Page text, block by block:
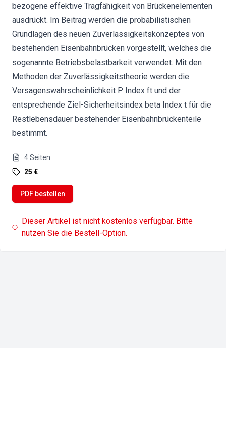
bezogene effektive Tragfähigkeit von Brückenelementen
ausdrückt. Im Beitrag werden die probabilistischen
Grundlagen des neuen Zuverlässigkeitskonzeptes von
bestehenden Eisenbahnbrücken vorgestellt, welches die
sogenannte Betriebsbelastbarkeit verwendet. Mit den
Methoden der Zuverlässigkeitstheorie werden die
Versagenswahrscheinlichkeit P Index ft und der
entsprechende Ziel-Sicherheitsindex beta Index t für die
Restlebensdauer bestehender Eisenbahnbrückenteile
bestimmt.
4Seiten
25 €
PDF bestellen
Dieser Artikel ist nicht kostenlos verfügbar. Bitte
nutzen Sie die Bestell-Option.